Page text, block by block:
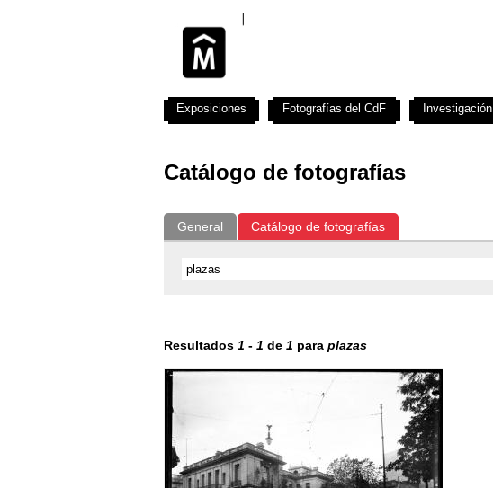
Catálogo de fotografías
General Catálogo de fotografías
Resultados 1 - 1 de 1 para plazas
Exposiciones Fotografías del CdF Investigación